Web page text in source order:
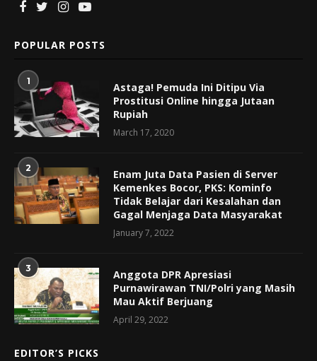
POPULAR POSTS
1
Astaga! Pemuda Ini Ditipu Via
Prostitusi Online hingga Jutaan
Rupiah
March 17, 2020
2
Enam Juta Data Pasien di Server
Kemenkes Bocor, PKS: Kominfo
Tidak Belajar dari Kesalahan dan
Gagal Menjaga Data Masyarakat
January 7, 2022
3
Anggota DPR Apresiasi
Purnawirawan TNI/Polri yang Masih
Mau Aktif Berjuang
April 29, 2022
EDITOR’S PICKS